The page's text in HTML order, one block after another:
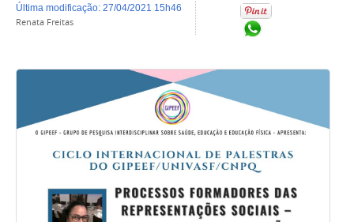
última modificação: 27/04/2021 15h46
Renata Freitas